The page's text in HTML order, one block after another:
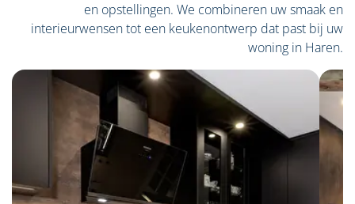
en opstellingen. We combineren uw smaak en
interieurwensen tot een keukenontwerp dat past bij uw
woning in Haren.